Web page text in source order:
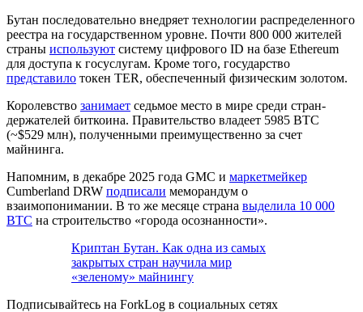
Бутан последовательно внедряет технологии распределенного
реестра на государственном уровне. Почти 800 000 жителей
страны используют систему цифрового ID на базе Ethereum
для доступа к госуслугам. Кроме того, государство
представило токен TER, обеспеченный физическим золотом.
Королевство занимает седьмое место в мире среди стран-
держателей биткоина. Правительство владеет 5985 BTC
(~$529 млн), полученными преимущественно за счет
майнинга.
Напомним, в декабре 2025 года GMC и маркетмейкер
Cumberland DRW подписали меморандум о
взаимопонимании. В то же месяце страна выделила 10 000
BTC на строительство «города осознанности».
Криптан Бутан. Как одна из самых
закрытых стран научила мир
«зеленому» майнингу
Подписывайтесь на ForkLog в социальных сетях